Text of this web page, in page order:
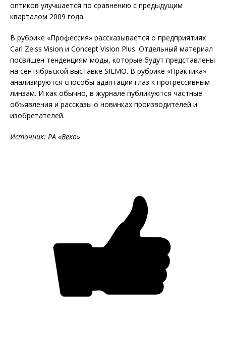
оптиков улучшается по сравнению с предыдущим
кварталом 2009 года.
В рубрике «Профессия» рассказывается о предприятиях
Carl Zeiss Vision и Concept Vision Plus. Отдельный материал
посвящен тенденциям моды, которые будут представлены
на сентябрьской выставке SILMO. В рубрике «Практика»
анализируются способы адаптации глаз к прогрессивным
линзам. И как обычно, в журнале публикуются частные
объявления и рассказы о новинках производителей и
изобретателей.
Источник: РА «Веко»